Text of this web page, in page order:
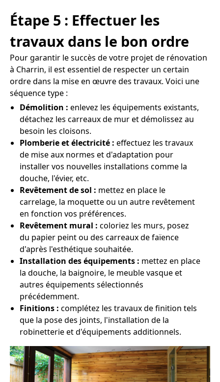
Étape 5 : Effectuer les
travaux dans le bon ordre
Pour garantir le succès de votre projet de rénovation
à Charrin, il est essentiel de respecter un certain
ordre dans la mise en œuvre des travaux. Voici une
séquence type :
Démolition : enlevez les équipements existants,
détachez les carreaux de mur et démolissez au
besoin les cloisons.
Plomberie et électricité : effectuez les travaux
de mise aux normes et d'adaptation pour
installer vos nouvelles installations comme la
douche, l'évier, etc.
Revêtement de sol : mettez en place le
carrelage, la moquette ou un autre revêtement
en fonction vos préférences.
Revêtement mural : coloriez les murs, posez
du papier peint ou des carreaux de faïence
d'après l'esthétique souhaitée.
Installation des équipements : mettez en place
la douche, la baignoire, le meuble vasque et
autres équipements sélectionnés
précédemment.
Finitions : complétez les travaux de finition tels
que la pose des joints, l'installation de la
robinetterie et d'équipements additionnels.